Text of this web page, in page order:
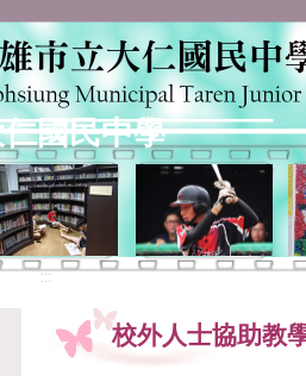
國民中學
:::
校外人士協助教